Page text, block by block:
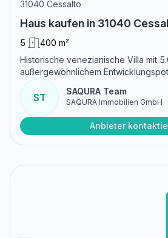
31040 Cessalto
Haus kaufen in 31040
5
400 m²
Historische venezianische Villa mit
außergewöhnlichem
ST
SAQURA Team
SAQURA Immobilien GmbH
Anbieter